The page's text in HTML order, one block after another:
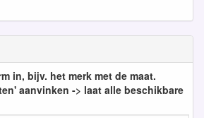
in, bijv. het merk met de maat.
aanvinken -> laat alle beschikbare